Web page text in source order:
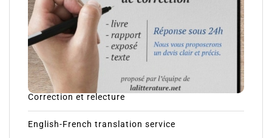
Correction et relecture
English-French translation service